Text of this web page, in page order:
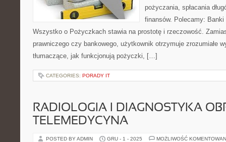
pożyczania, spłacania
finansów. Polecamy:
Wszystko o Pożyczkach stawia na prostotę i rzeczowość.
prawniczego czy bankowego, użytkownik otrzymuje zrozumiałe
tłumaczące, jak funkcjonują pożyczki, […]
CATEGORIES: PORADY IT
RADIOLOGIA I DIAGNOSTYKA
TELEMEDYCYNA
POSTED BY ADMIN GRU - 1 - 2025 MOŻLIWOŚĆ